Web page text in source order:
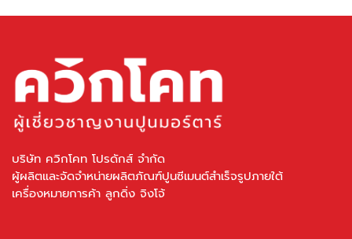
บริษัท ควิกโคท โปรดักส์ จำกัด
ผู้ผลิตและจัดจำหน่ายผลิตภัณฑ์ปูนซีเมนต์สำเร็จรูปภายใต้
เครื่องหมายการค้า ลูกดิ่ง จิงโจ้